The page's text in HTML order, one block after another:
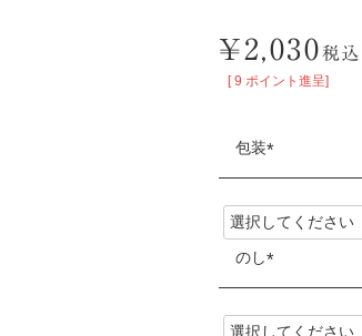
¥2,030税込
[ 9 ポイント進呈]
包装
(
必
須
)
のし
(
必